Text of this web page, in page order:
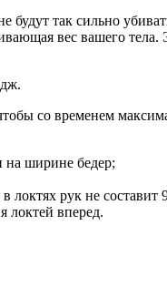
будут так сильно
вес вашего
со временем
на ширине бедер;
локтях рук не составит
локтей вперед.